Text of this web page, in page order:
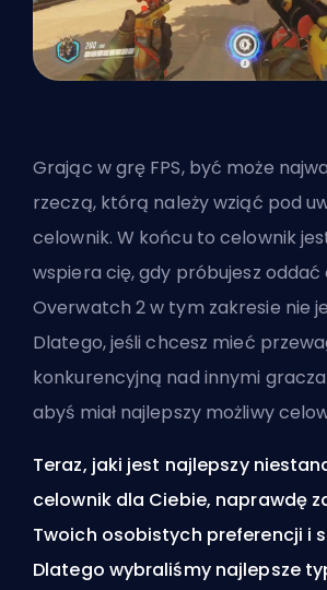
Grając w grę FPS, być może
rzeczą, którą należy wziąć pod
celownik. W końcu to celownik
wspiera cię, gdy próbujesz oddać
Overwatch 2 w tym zakresie nie
Dlatego, jeśli chcesz mieć
konkurencyjną nad innymi
abyś miał najlepszy możliwy
Teraz, jaki jest najlepszy
celownik dla Ciebie, naprawdę
Twoich osobistych preferencji i
Dlatego wybraliśmy najlepsze